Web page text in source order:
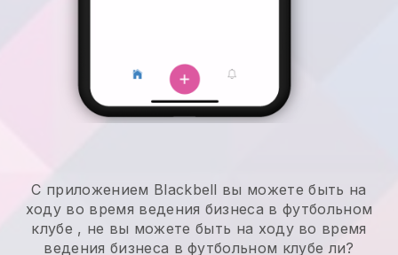
С приложением Blackbell вы можете быть на
ходу во время ведения бизнеса в футбольном
клубе , не вы можете быть на ходу во время
ведения бизнеса в футбольном клубе ли?